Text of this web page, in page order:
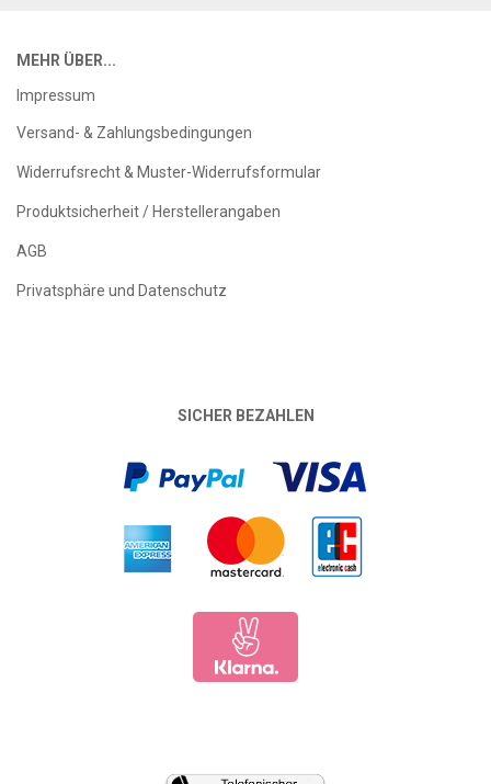
MEHR ÜBER...
Impressum
Versand- & Zahlungsbedingungen
Widerrufsrecht & Muster-Widerrufsformular
Produktsicherheit / Herstellerangaben
AGB
Privatsphäre und Datenschutz
SICHER BEZAHLEN